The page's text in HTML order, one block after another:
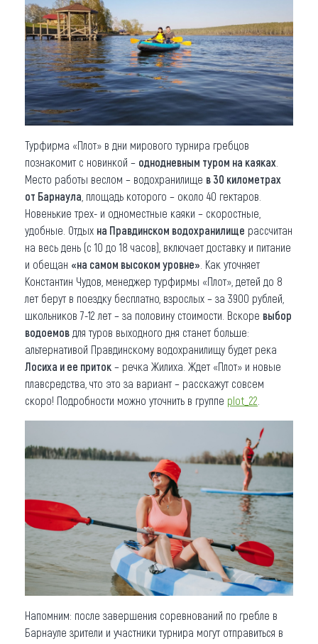
Турфирма «Плот» в дни мирового турнира гребцов
познакомит с новинкой – однодневным туром на каяках
Место работы веслом – водохранилище в 30 километрах
от Барнаула , площадь которого – около 40 гектаров.
Новенькие трех- и одноместные каяки – скоростные,
удобные. Отдых на Правдинском водохранилище рассчитан
на весь день (с 10 до 18 часов), включает доставку и питание
и обещан «на самом высоком уровне» . Как уточняет
Константин Чудов, менеджер турфирмы «Плот», детей до 8
лет берут в поездку бесплатно, взрослых – за 3900 рублей,
школьников 7-12 лет – за половину стоимости. Вскоре выбор
водоемов для туров выходного дня станет больше:
альтернативой Правдинскому водохранилищу будет река
Лосиха и ее приток – речка Жилиха. Ждет «Плот» и новые
плавсредства, что это за вариант – расскажут совсем
скоро! Подробности можно уточнить в группе plot_22
Напомним: после завершения соревнований по гребле в
Барнауле зрители и участники турнира могут отправиться в